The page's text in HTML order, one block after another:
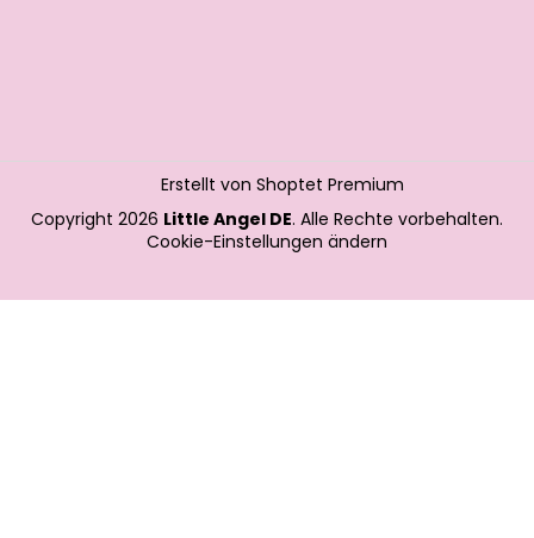
Erstellt von Shoptet Premium
Copyright 2026 Little Angel DE. Alle Rechte vorbehalten.
Cookie-Einstellungen ändern